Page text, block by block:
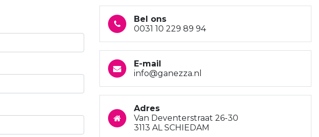
Bel ons
0031 10 229 89 94
E-mail
info@ganezza.nl
Adres
Van Deventerstraat 26-30
3113 AL SCHIEDAM